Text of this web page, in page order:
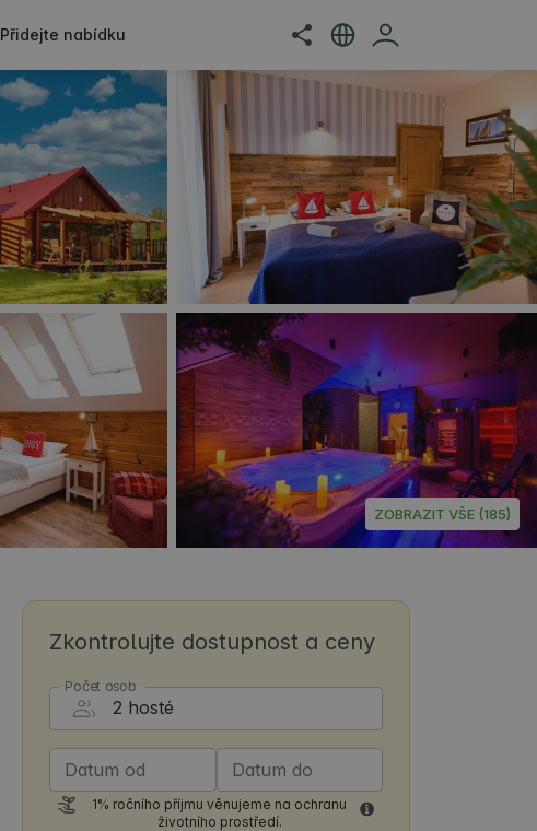
Přidejte nabídku
ZOBRAZIT VŠE (185)
Zkontrolujte dostupnost a ceny
Počet osob
Datum od Datum do
1% ročního příjmu věnujeme na ochranu
životního prostředí.